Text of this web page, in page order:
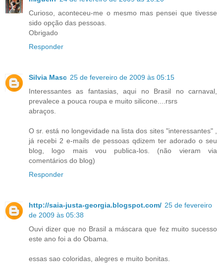
Curioso, aconteceu-me o mesmo mas pensei que tivesse
sido opção das pessoas.
Obrigado
Responder
Silvia Masc 25 de fevereiro de 2009 às 05:15
Interessantes as fantasias, aqui no Brasil no carnaval,
prevalece a pouca roupa e muito silicone....rsrs
abraços.
O sr. está no longevidade na lista dos sites "interessantes" ,
já recebi 2 e-mails de pessoas qdizem ter adorado o seu
blog, logo mais vou publica-los. (não vieram via
comentários do blog)
Responder
http://saia-justa-georgia.blogspot.com/ 25 de fevereiro
de 2009 às 05:38
Ouvi dizer que no Brasil a máscara que fez muito sucesso
este ano foi a do Obama.
essas sao coloridas, alegres e muito bonitas.